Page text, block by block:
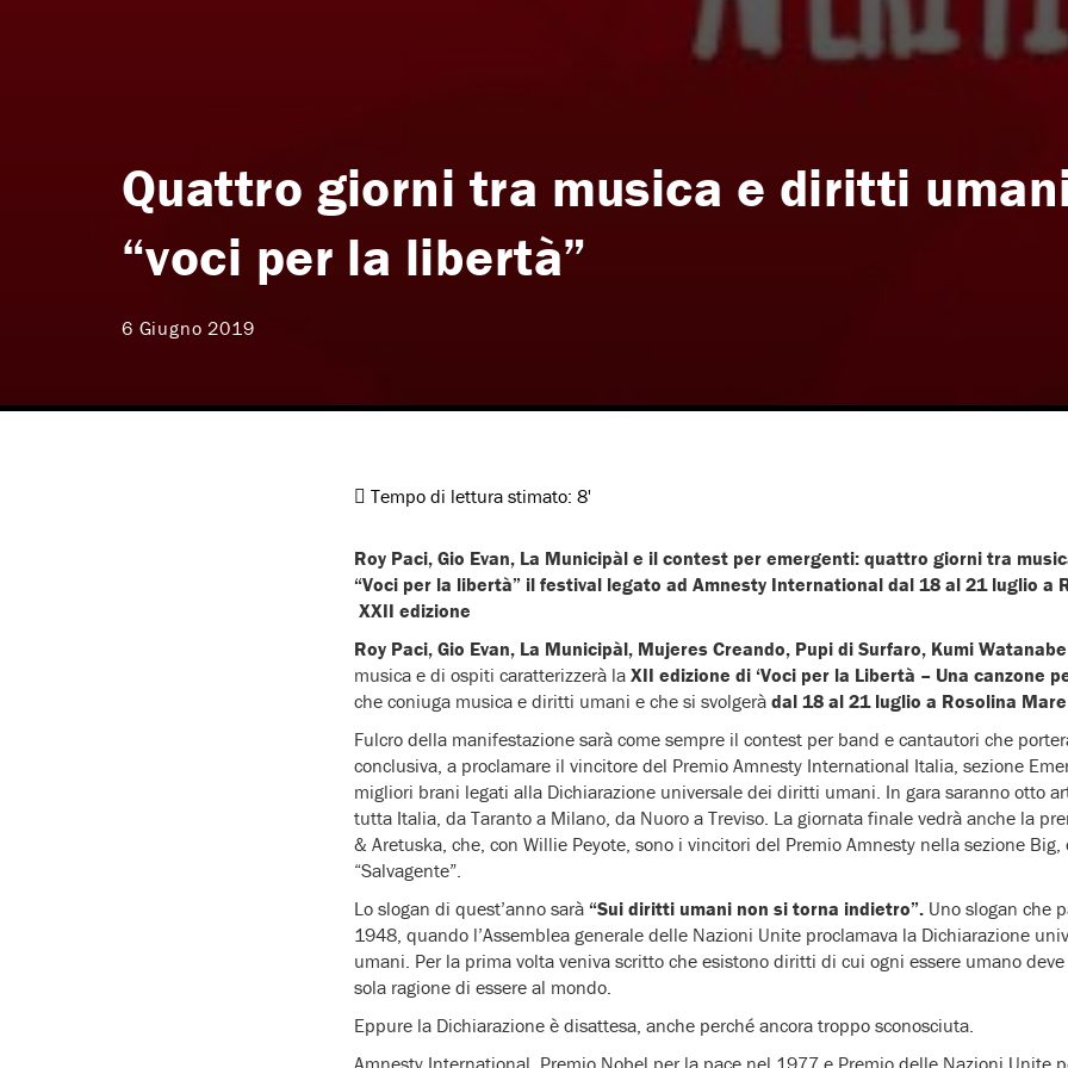
Quattro giorni tra musica e diritti
“voci per la libertà”
6 Giugno 2019
Tempo di lettura stimato: 8'
Roy Paci, Gio Evan, La Municipàl e il contest per emergenti: quattro giorni tra
“Voci per la libertà” il festival legato ad Amnesty International dal 18 al 21 luglio a
XXII edizione
Roy Paci, Gio Evan, La Municipàl, Mujeres Creando, Pupi di Surfaro, Kumi Watanabe
musica e di ospiti caratterizzerà la XII edizione di ‘Voci per la Libertà – Una canzone
che coniuga musica e diritti umani e che si svolgerà dal 18 al 21 luglio a Rosolina
Fulcro della manifestazione sarà come sempre il contest per band e cantautori che
conclusiva, a proclamare il vincitore del Premio Amnesty International Italia, sezione
migliori brani legati alla Dichiarazione universale dei diritti umani. In gara saranno otto
tutta Italia, da Taranto a Milano, da Nuoro a Treviso. La giornata finale vedrà anche la
& Aretuska, che, con Willie Peyote, sono i vincitori del Premio Amnesty nella sezione
“Salvagente”.
Lo slogan di quest’anno sarà “Sui diritti umani non si torna indietro”. Uno slogan che
1948, quando l’Assemblea generale delle Nazioni Unite proclamava la Dichiarazione
umani. Per la prima volta veniva scritto che esistono diritti di cui ogni essere umano
sola ragione di essere al mondo.
Eppure la Dichiarazione è disattesa, anche perché ancora troppo sconosciuta.
Amnesty International, Premio Nobel per la pace nel 1977 e Premio delle Nazioni Unite